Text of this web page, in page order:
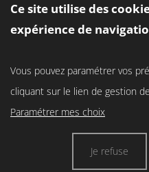
vous
Ce site utilise des
expérience de
Vous pouvez paramétrer vos
cliquant sur le lien de gestion
Paramétrer mes choix
Je refuse